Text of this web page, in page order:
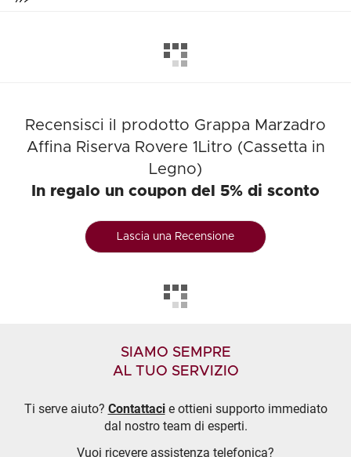
Recensisci il prodotto Grappa Marzadro
Affina Riserva Rovere 1Litro (Cassetta in
Legno)
In regalo un coupon del 5% di sconto
Lascia una Recensione
SIAMO SEMPRE
AL TUO SERVIZIO
Ti serve aiuto? Contattacie ottieni supporto immediato
dal nostro team di esperti.
Vuoi ricevere assistenza telefonica?